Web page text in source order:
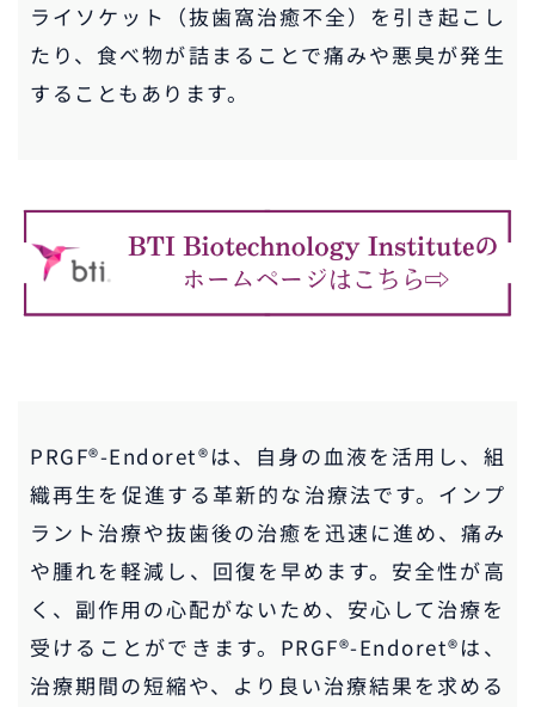
ライソケット（抜歯窩治癒不全）を引き起こし
たり、食べ物が詰まることで痛みや悪臭が発生
することもあります。
PRGF®-Endoret®は、自身の血液を活用し、組
織再生を促進する革新的な治療法です。インプ
ラント治療や抜歯後の治癒を迅速に進め、痛み
や腫れを軽減し、回復を早めます。安全性が高
く、副作用の心配がないため、安心して治療を
受けることができます。PRGF®-Endoret®は、
治療期間の短縮や、より良い治療結果を求める